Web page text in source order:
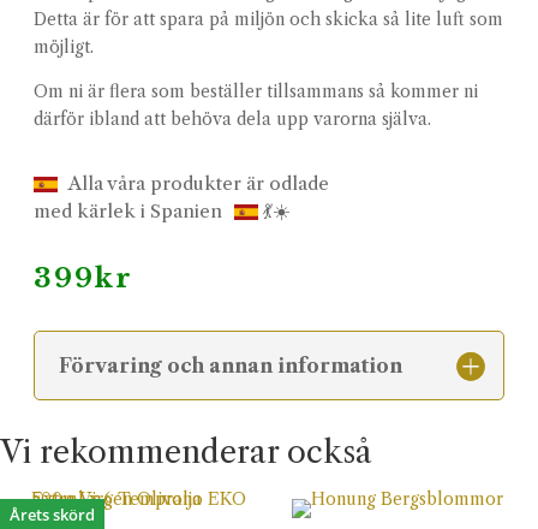
Detta är för att spara på miljön och skicka så lite luft som
möjligt.
Om ni är flera som beställer tillsammans så kommer ni
därför ibland att behöva dela upp varorna själva.
Alla våra produkter är odlade
med kärlek i Spanien
💃☀️
399kr
Förvaring och annan information
Vi rekommenderar också
Årets skörd